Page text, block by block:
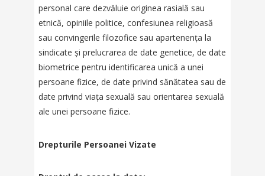
personal care dezvăluie originea rasială sau
etnică, opiniile politice, confesiunea religioasă
sau convingerile filozofice sau apartenența la
sindicate și prelucrarea de date genetice, de date
biometrice pentru identificarea unică a unei
persoane fizice, de date privind sănătatea sau de
date privind viața sexuală sau orientarea sexuală
ale unei persoane fizice.
Drepturile Persoanei Vizate